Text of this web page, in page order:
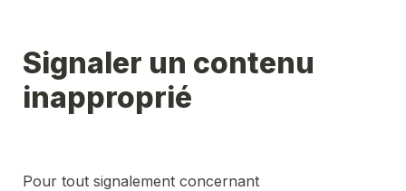
Signaler un contenu
inapproprié
Pour tout signalement concernant